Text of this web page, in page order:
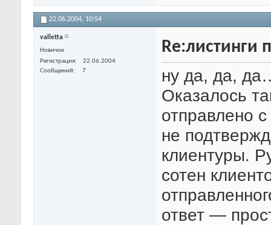
22.06.2004, 10:54
valletta
Новичок
Регистрация
22.06.2004
Сообщений
7
Re:листинги
ну да, да,
Оказалось
отправлено
не
клиентуры.
сотен
ответ —